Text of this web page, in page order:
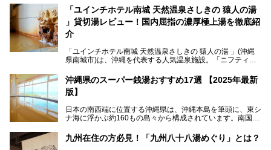
グリアの全貌をお届けすべく、見どころや料金、アクセス方
法まで徹底解説していきます。
「ユインチホテル南城 天然温泉さしきの 猿人の湯
」貸切湯レビュー！国内屈指の濃厚極上湯を徹底紹
介
「ユインチホテル南城 天然温泉さしきの 猿人の湯 」(沖縄
県南城市)は、沖縄を代表する人気温泉施設。「ニフティ温
位を獲得し、平日・土日にかかわらず多くの常連客や温泉フ
ァンが訪れます。
ンに注目される存在。今回は貸切湯にスポットを当て、その
魅力を徹底解説します。
沖縄県のスーパー銭湯おすすめ17選 【2025年最新
版】
日本の南西端に位置する沖縄県は、沖縄本島を筆頭に、東シ
ナ海に浮かぶ約160もの島々から構成されています。南国な
ずの豊かな自然、独自の歴史や文化など、多くの人を惹きつ
けてやまない魅力あふれる観光県です。
九州在住の方必見！「九州八十八湯めぐり」とは？